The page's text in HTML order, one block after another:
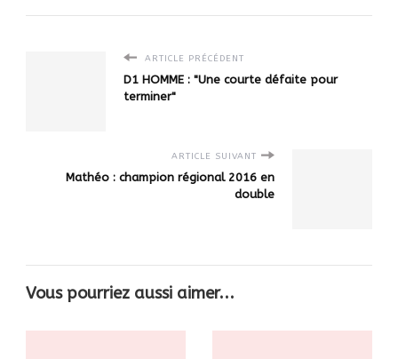
ARTICLE PRÉCÉDENT
D1 HOMME : "Une courte défaite pour
terminer"
ARTICLE SUIVANT
Mathéo : champion régional 2016 en
double
Vous pourriez aussi aimer...